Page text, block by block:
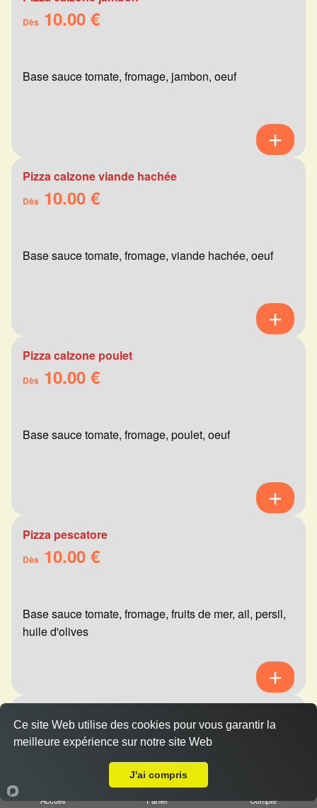
Dès 10.00 €
Base sauce tomate, fromage, jambon, oeuf
Pizza calzone viande hachée
Dès 10.00 €
Base sauce tomate, fromage, viande hachée, oeuf
Pizza calzone poulet
Dès 10.00 €
Base sauce tomate, fromage, poulet, oeuf
Pizza pescatore
Dès 10.00 €
Base sauce tomate, fromage, fruits de mer, ail, persil,
huile d'olives
Dès10.00 €
Base sauce tomate, fromage, viande hachée,
Accueil Panier Compte
Ce site Web utilise des cookies pour vous garantir la
meilleure expérience sur notre site Web
J'ai compris